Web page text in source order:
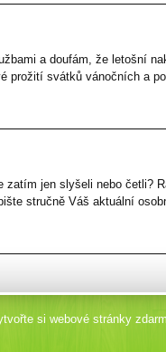
a doufám, že letošní
prožití svátků vánočních a
jen slyšeli nebo četli?
stručně Váš aktuální
si webové stránky